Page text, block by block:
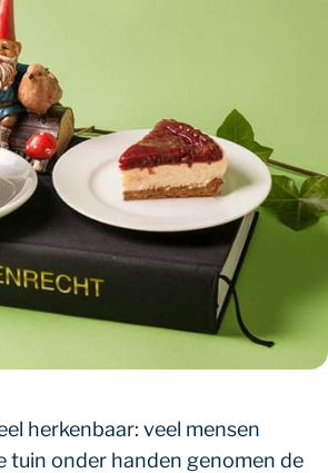
herkenbaar: veel mensen
tuin onder handen genomen de